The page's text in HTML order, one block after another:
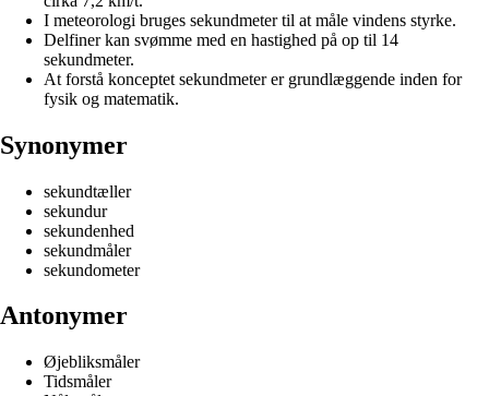
I meteorologi bruges sekundmeter til at måle vindens styrke.
Delfiner kan svømme med en hastighed på op til 14
sekundmeter.
At forstå konceptet sekundmeter er grundlæggende inden for
fysik og matematik.
Synonymer
sekundtæller
sekundur
sekundenhed
sekundmåler
sekundometer
Antonymer
Øjebliksmåler
Tidsmåler